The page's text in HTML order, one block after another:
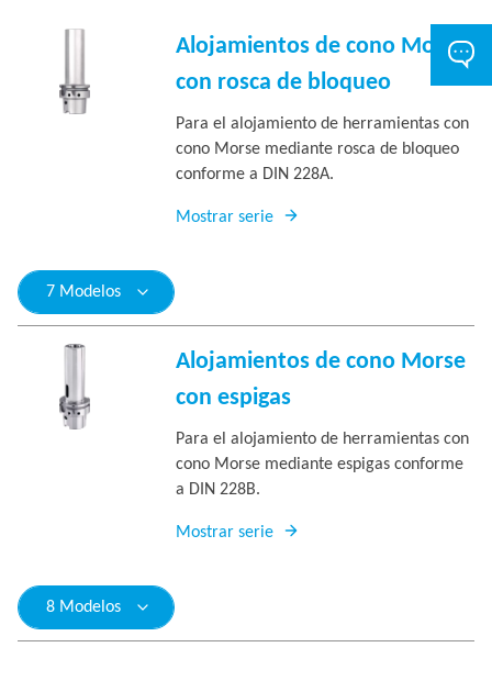
Alojamientos de cono Morse
con rosca de bloqueo
Para el alojamiento de herramientas con
cono Morse mediante rosca de bloqueo
conforme a DIN 228A.
Mostrar serie
7 Modelos
Alojamientos de cono Morse
con espigas
Para el alojamiento de herramientas con
cono Morse mediante espigas conforme
a DIN 228B.
Mostrar serie
8 Modelos